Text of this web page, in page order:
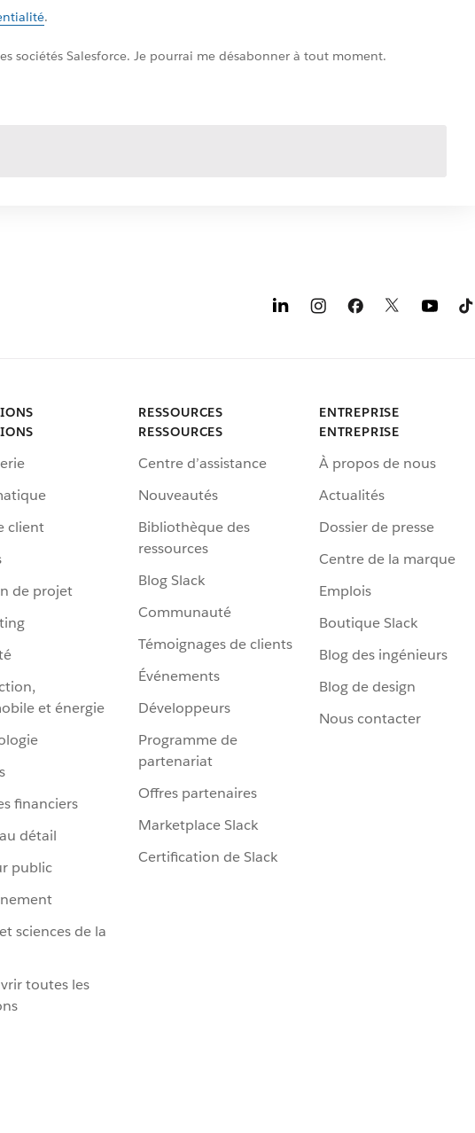
.
sociétés Salesforce. Je pourrai me désabonner à tout moment.
client
de projet
et énergie
financiers
détail
public
sciences de la
toutes les
RESSOURCES
RESSOURCES
Centre d’assistance
Nouveautés
Bibliothèque des
ressources
Blog Slack
Communauté
Témoignages de clients
Événements
Développeurs
Programme de
partenariat
Offres partenaires
Marketplace Slack
Certification de Slack
ENTREPRISE
ENTREPRISE
À propos de nous
Actualités
Dossier de presse
Centre de la marque
Emplois
Boutique Slack
Blog des ingénieurs
Blog de design
Nous contacter